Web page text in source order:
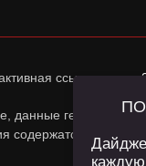
ссылка на
данные геолокации
содержатся в